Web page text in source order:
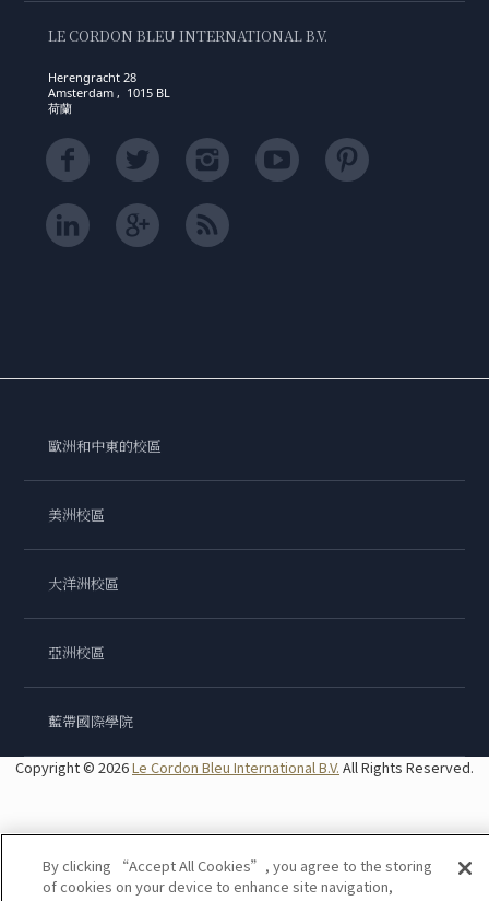
LE CORDON BLEU INTERNATIONAL B.V.
Herengracht 28
Amsterdam , 1015 BL
荷蘭
歐洲和中東的校區
美洲校區
大洋洲校區
亞洲校區
藍帶國際學院
Copyright © 2026Le Cordon Bleu International B.V. All Rights Reserved.
By clicking “Accept All Cookies”, you agree to the storing
of cookies on your device to enhance site navigation,